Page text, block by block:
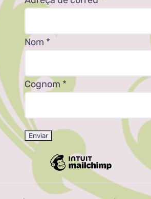
Nom *
Cognom *